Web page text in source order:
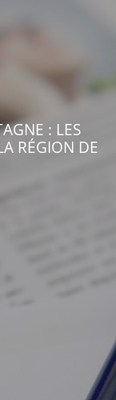
: LES
RÉGION DE